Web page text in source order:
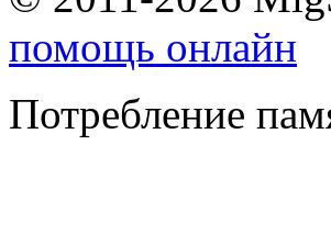
помощь онлайн
Потребление